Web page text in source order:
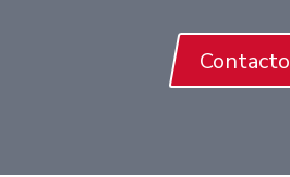
Contacto